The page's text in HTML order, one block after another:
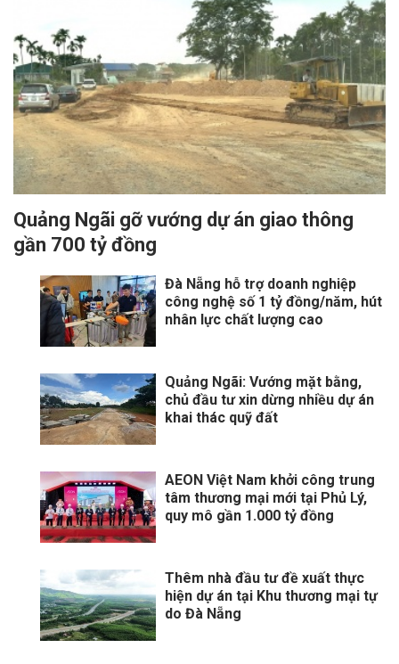
Quảng Ngãi gỡ vướng dự án giao thông
gần 700 tỷ đồng
Đà Nẵng hỗ trợ doanh nghiệp
công nghệ số 1 tỷ đồng/năm, hút
nhân lực chất lượng cao
Quảng Ngãi: Vướng mặt bằng,
chủ đầu tư xin dừng nhiều dự án
khai thác quỹ đất
AEON Việt Nam khởi công trung
tâm thương mại mới tại Phủ Lý,
quy mô gần 1.000 tỷ đồng
Thêm nhà đầu tư đề xuất thực
hiện dự án tại Khu thương mại tự
do Đà Nẵng